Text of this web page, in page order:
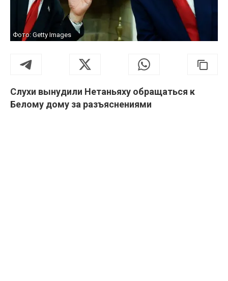
Фото: Getty Images
Слухи вынудили Нетаньяху обращаться к
Белому дому за разъяснениями